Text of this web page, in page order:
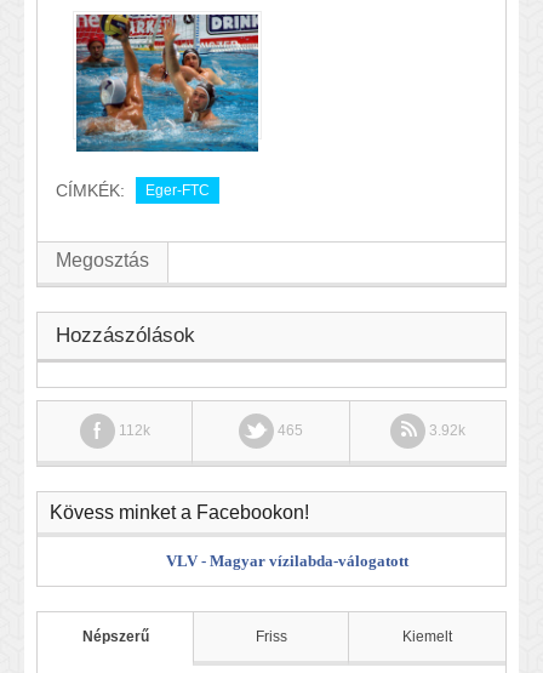
CÍMKÉK: Eger-FTC
Megosztás
Hozzászólások
112k 465 3.92k
Kövess minket a Facebookon!
VLV - Magyar vízilabda-válogatott
Népszerű Friss Kiemelt